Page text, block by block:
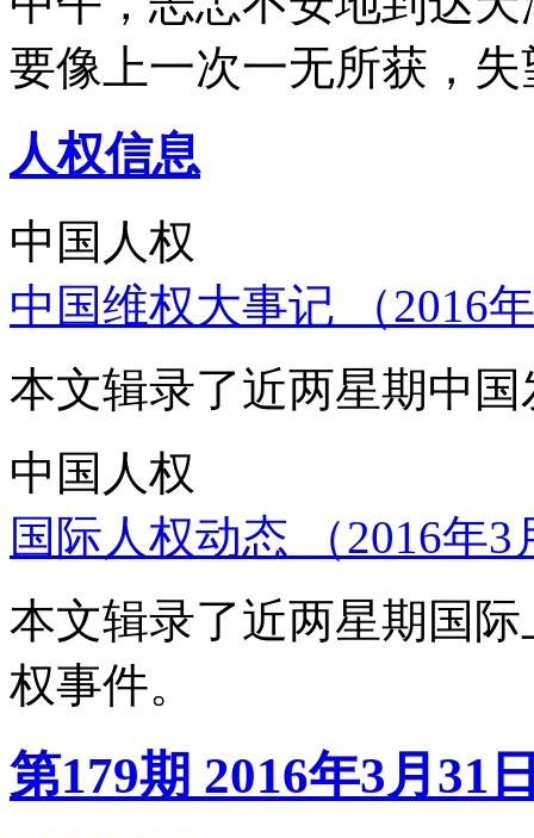
要像上一次一无所获，
人权信息
中国人权
中国维权大事记 （2016
本文辑录了近两星期中
中国人权
国际人权动态 （2016年
本文辑录了近两星期国
权事件。
第179期 2016年3月31